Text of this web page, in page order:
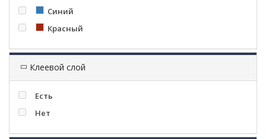
Синий
Красный
Клеевой слой
Есть
Нет